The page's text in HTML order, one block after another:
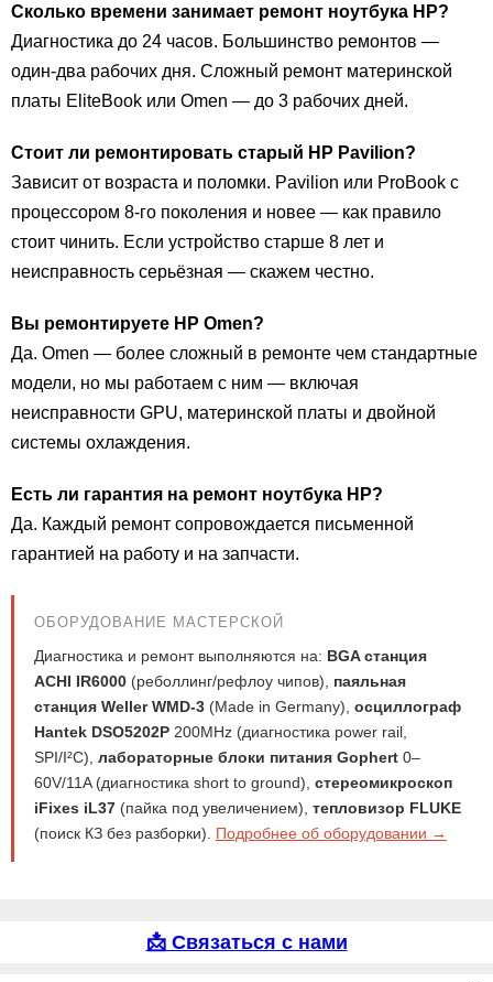
Сколько времени занимает ремонт ноутбука HP?
Диагностика до 24 часов. Большинство ремонтов —
один-два рабочих дня. Сложный ремонт материнской
платы EliteBook или Omen — до 3 рабочих дней.
Стоит ли ремонтировать старый HP Pavilion?
Зависит от возраста и поломки. Pavilion или ProBook с
процессором 8-го поколения и новее — как правило
стоит чинить. Если устройство старше 8 лет и
неисправность серьёзная — скажем честно.
Вы ремонтируете HP Omen?
Да. Omen — более сложный в ремонте чем стандартные
модели, но мы работаем с ним — включая
неисправности GPU, материнской платы и двойной
системы охлаждения.
Есть ли гарантия на ремонт ноутбука HP?
Да. Каждый ремонт сопровождается письменной
гарантией на работу и на запчасти.
ОБОРУДОВАНИЕ МАСТЕРСКОЙ
Диагностика и ремонт выполняются на: BGA станция
ACHI IR6000 (реболлинг/рефлоу чипов), паяльная
станция Weller WMD-3 (Made in Germany), осциллограф
Hantek DSO5202P 200MHz (диагностика power rail,
SPI/I²C), лабораторные блоки питания Gophert 0–
60V/11A (диагностика short to ground), стереомикроскоп
iFixes iL37 (пайка под увеличением), тепловизор FLUKE
(поиск КЗ без разборки). Подробнее об оборудовании →
📩 Связаться с нами